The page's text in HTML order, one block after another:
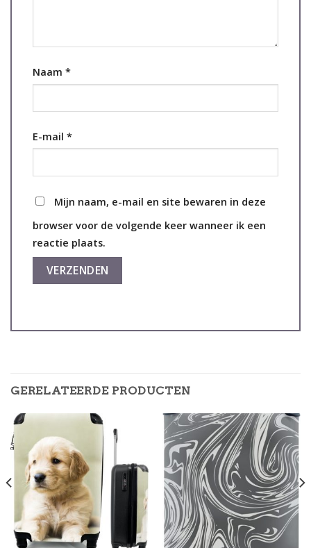
Naam *
E-mail *
Mijn naam, e-mail en site bewaren in deze
browser voor de volgende keer wanneer ik een
reactie plaats.
GERELATEERDE PRODUCTEN